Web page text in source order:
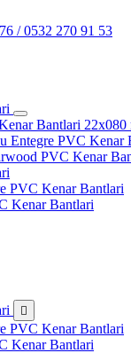
/ 0532 270 91 53
Bantlari 22x080
Entegre PVC Kenar
PVC Kenar
PVC Kenar Bantlari
Kenar Bantlari

PVC Kenar Bantlari
Kenar Bantlari